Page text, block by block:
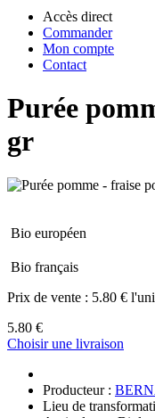
Accès direct
Commander
Mon compte
Contact
Purée
gr
Bio européen
Bio français
Prix de vente : 5.80 €
5.80 €
Choisir une livraison
Producteur :
Lieu de